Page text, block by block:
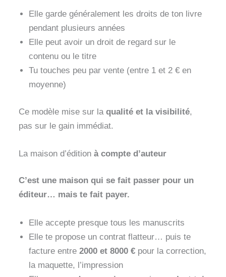
Elle garde généralement les droits de ton livre
pendant plusieurs années
Elle peut avoir un droit de regard sur le
contenu ou le titre
Tu touches peu par vente (entre 1 et 2 € en
moyenne)
Ce modèle mise sur la qualité et la visibilité,
pas sur le gain immédiat.
La maison d’édition à compte d’auteur
C’est une maison qui se fait passer pour un
éditeur… mais te fait payer.
Elle accepte presque tous les manuscrits
Elle te propose un contrat flatteur… puis te
facture entre 2000 et 8000 € pour la correction,
la maquette, l’impression